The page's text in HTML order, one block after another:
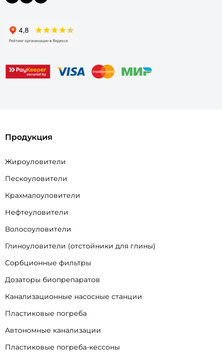
Продукция
Жироуловители
Пескоуловители
Крахмалоуловители
Нефтеуловители
Волосоуловители
Глиноуловители (отстойники для глины)
Сорбционные фильтры
Дозаторы биопрепаратов
Канализационные насосные станции
Пластиковые погреба
Автономные канализации
Пластиковые погреба-кессоны